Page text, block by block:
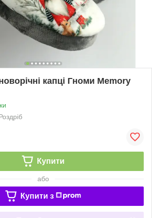
капці Гноми Memory
Купити
або
Купити з